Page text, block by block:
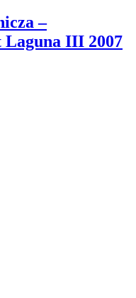
–
Laguna III 2007